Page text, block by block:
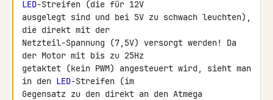
LED-Streifen (die für 12V
ausgelegt sind und bei 5V zu schwach leuchten),
die direkt mit der
Netzteil-Spannung (7,5V) versorgt werden! Da
der Motor mit bis zu 25Hz
getaktet (kein PWM) angesteuert wird, sieht man
in den LED-Streifen (im
Gegensatz zu den direkt an den Atmega